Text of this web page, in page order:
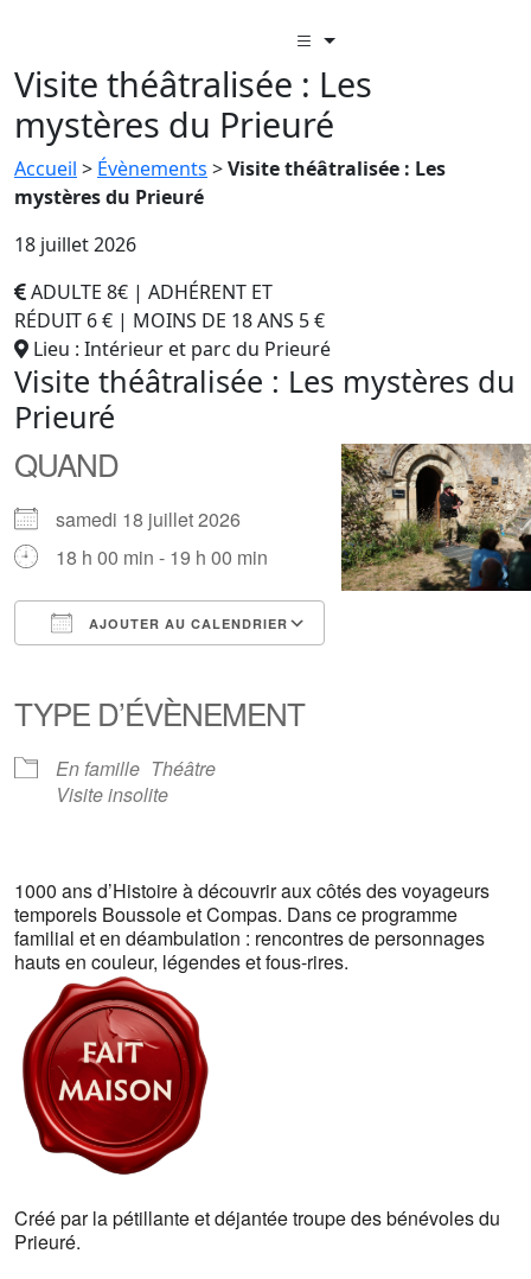
Visite théâtralisée : Les
mystères du Prieuré
Accueil > Évènements >Visite théâtralisée : Les
mystères du Prieuré
18 juillet 2026
ADULTE 8€ | ADHÉRENT ET
RÉDUIT 6 € | MOINS DE 18 ANS 5 €
Lieu : Intérieur et parc du Prieuré
Visite théâtralisée : Les mystères du
Prieuré
QUAND
samedi 18 juillet 2026
18 h 00 min - 19 h 00 min
AJOUTER AU CALENDRIER
TYPE D’ÉVÈNEMENT
En famille Théâtre
Visite insolite
1000 ans d’Histoire à découvrir aux côtés des voyageurs
temporels Boussole et Compas. Dans ce programme
familial et en déambulation : rencontres de personnages
hauts en couleur, légendes et fous-rires.
Créé par la pétillante et déjantée troupe des bénévoles du
Prieuré.